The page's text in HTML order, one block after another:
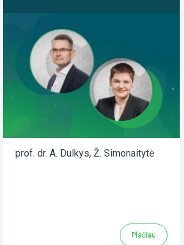
prof. dr. A. Dulkys, Ž. Simonaitytė
Plačiau